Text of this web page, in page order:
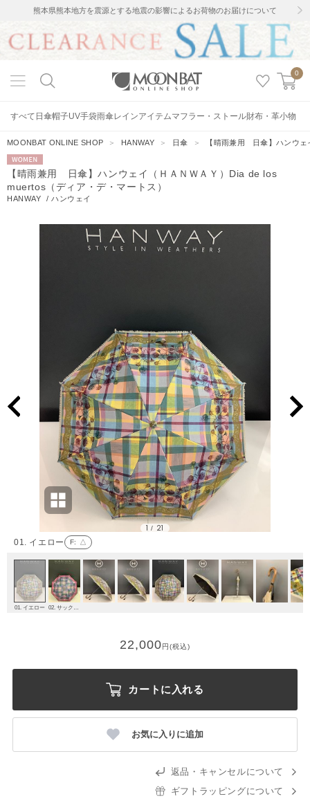
熊本県熊本地方を震源とする地震の影響によるお荷物のお届けについて
0
すべて 日傘帽子UV手袋雨傘レインアイテムマフラー・ストール財布・革小物
MOONBAT ONLINE SHOP ＞ HANWAY ＞ 日傘 ＞ 【晴雨兼用 日傘】ハンウ
WOMEN
【晴雨兼用 日傘】ハンウェイ（ＨＡＮＷＡＹ）Dia de los
muertos（ディア・デ・マートス）
HANWAY /ハンウェイ
01. イエロー F: △
1 / 21
01. イエロー
22,000円(税込)
カートに入れる
お気に入りに追加
返品・キャンセルについて
ギフトラッピングについて